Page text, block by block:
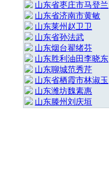
山东省枣庄市马登兰
山东省济南市黄敏
山东莱州赵卫卫
山东省孙法武
山东烟台翟绪芬
山东胜利油田李晓东
山东聊城范秀芹
山东省栖霞市林淑玉
山东潍坊魏素惠
山东滕州刘庆垣